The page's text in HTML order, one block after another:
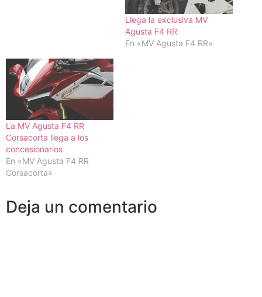
Llega la exclusiva MV
Agusta F4 RR
En «MV Agusta F4 RR»
La MV Agusta F4 RR
Corsacorta llega a los
concesionarios
En «MV Agusta F4 RR
Corsacorta»
Deja un comentario